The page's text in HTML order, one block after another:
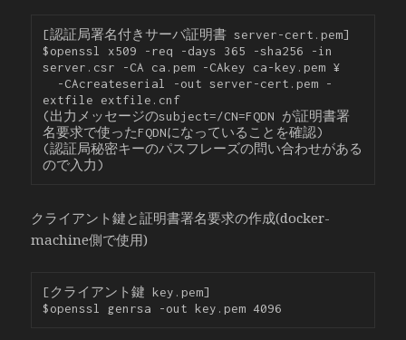
[認証局署名付きサーバ証明書 server-cert.pem]
$openssl x509 -req -days 365 -sha256 -in
server.csr -CA ca.pem -CAkey ca-key.pem ¥
-CAcreateserial -out server-cert.pem -
extfile extfile.cnf
(出力メッセージのsubject=/CN=FQDN が証明書署
名要求で使ったFQDNになっていることを確認)
(認証局秘密キーのパスフレーズの問い合わせがある
ので入力)
クライアント鍵と証明書署名要求の作成(docker-
machine側で使用)
[クライアント鍵 key.pem]
$openssl genrsa -out key.pem 4096